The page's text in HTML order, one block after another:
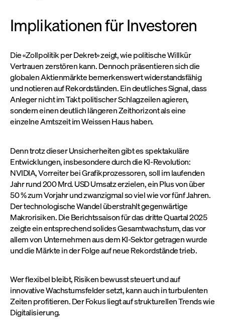
Implikationen für Investoren
Die «Zollpolitik per Dekret» zeigt, wie politische Willkür
Vertrauen zerstören kann. Dennoch präsentieren sich die
globalen Aktienmärkte bemerkenswert widerstandsfähig
und notieren auf Rekordständen. Ein deutliches Signal, dass
Anleger nicht im Takt politischer Schlagzeilen agieren,
sondern einen deutlich längeren Zeithorizont als eine
einzelne Amtszeit im Weissen Haus haben.
Denn trotz dieser Unsicherheiten gibt es spektakuläre
Entwicklungen, insbesondere durch die KI-Revolution:
NVIDIA, Vorreiter bei Grafikprozessoren, soll im laufenden
Jahr rund 200 Mrd. USD Umsatz erzielen, ein Plus von über
50 % zum Vorjahr und zwanzigmal so viel wie vor fünf Jahren.
Der technologische Wandel überstrahlt gegenwärtige
Makrorisiken. Die Berichtssaison für das dritte Quartal 2025
zeigte ein entsprechend solides Gesamtwachstum, das vor
allem von Unternehmen aus dem KI-Sektor getragen wurde
und die Märkte in der Folge auf neue Rekordstände trieb.
Wer flexibel bleibt, Risiken bewusst steuert und auf
innovative Wachstumsfelder setzt, kann auch in turbulenten
Zeiten profitieren. Der Fokus liegt auf strukturellen Trends wie
Digitalisierung.